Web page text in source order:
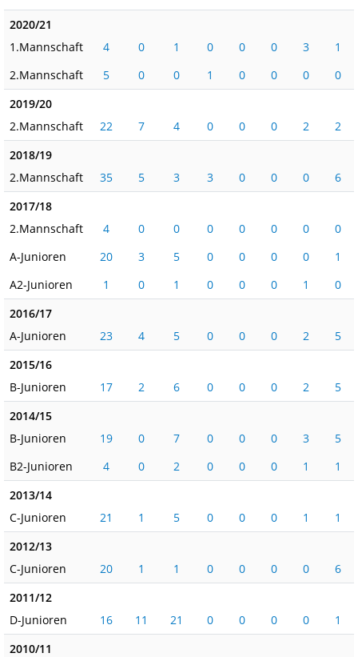
2020/21
1.Mannschaft
4 0 1 0 0 0 3
1
2.Mannschaft
5 0 0 1 0 0 0
0
2019/20
2.Mannschaft
22 7 4 0 0 0 2
2
2018/19
2.Mannschaft
35 5 3 3 0 0 0
6
2017/18
2.Mannschaft
4 0 0 0 0 0 0
0
A-Junioren
20 3 5 0 0 0 0
1
A2-Junioren
1 0 1 0 0 0 1
0
2016/17
A-Junioren
23 4 5 0 0 0 2
5
2015/16
B-Junioren
17 2 6 0 0 0 2
5
2014/15
B-Junioren
19 0 7 0 0 0 3
5
B2-Junioren
4 0 2 0 0 0 1
1
2013/14
C-Junioren
21 1 5 0 0 0 1
1
2012/13
C-Junioren
20 1 1 0 0 0 0
6
2011/12
D-Junioren
16 11 21 0 0 0 0
1
2010/11